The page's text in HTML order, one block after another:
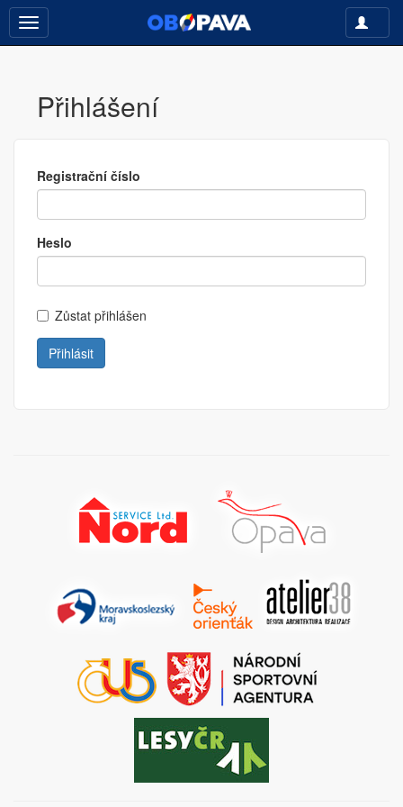
Toggle
navigation
Toggle
Přihlášení
Registrační číslo
Heslo
Zůstat přihlášen